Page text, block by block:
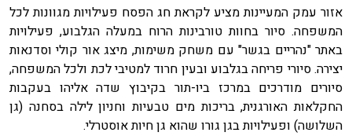
אזור עמק המעיינות מציע לקראת חג הפסח פעילויות מגוונות לכל
המשפחה. סיור בחוות טורבינות הרוח במעלה הגלבוע, פעילויות
באתר "נהריים בגשר" עם משחק משימות, מיצג אור קולי וסדנאות
יצירה. סיורי פריחה בגלבוע ובעין חרוד למטיבי לכת ולכל המשפחה,
סיורים מודרכים במרכז ביו-תור בקיבוץ שדה אליהו בעקבות
החקלאות האורגנית, בריכות מים טבעיות וחניון לילה בסחנה (גן
השלושה) ופעילויות בגן גורו שהוא גן חיות אוסטרלי.